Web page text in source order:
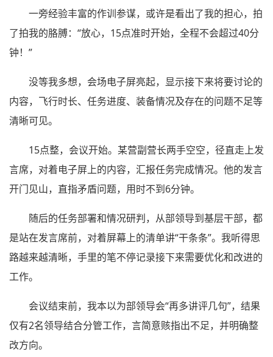
一旁经验丰富的作训参谋，或许是看出了我的担心，拍
了拍我的胳膊：“放心，15点准时开始，全程不会超过40分
钟！”
没等我多想，会场电子屏亮起，显示接下来将要讨论的
内容，飞行时长、任务进度、装备情况及存在的问题不足等
清晰可见。
15点整，会议开始。某营副营长两手空空，径直走上发
言席，对着电子屏上的内容，汇报任务完成情况。他的发言
开门见山，直指矛盾问题，用时不到6分钟。
随后的任务部署和情况研判，从部领导到基层干部，都
是站在发言席前，对着屏幕上的清单讲“干条条”。我听得思
路越来越清晰，手里的笔不停记录接下来需要优化和改进的
工作。
会议结束前，我本以为部领导会“再多讲评几句”，结果
仅有2名领导结合分管工作，言简意赅指出不足，并明确整
改方向。